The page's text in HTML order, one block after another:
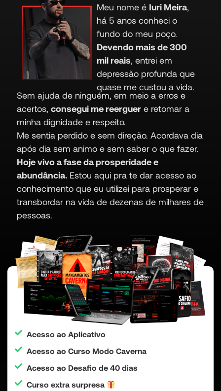
Meu nome é Iuri Meira,
há 5 anos conheci o
fundo do meu poço.
Devendo mais de 300
mil reais, entrei em
depressão profunda que
quase me custou a vida.
Sem ajuda de ninguém, em meio a erros e
acertos, consegui me reerguer e retomar a
minha dignidade e respeito.
Me sentia perdido e sem direção. Acordava dia
após dia sem animo e sem saber o que fazer.
Hoje vivo a fase da prosperidade e
abundância. Estou aqui pra te dar acesso ao
conhecimento que eu utilizei para prosperar e
transbordar na vida de dezenas de milhares de
pessoas.
Acesso ao Aplicativo
Acesso ao Curso Modo Caverna
Acesso ao Desafio de 40 dias
Curso extra surpresa